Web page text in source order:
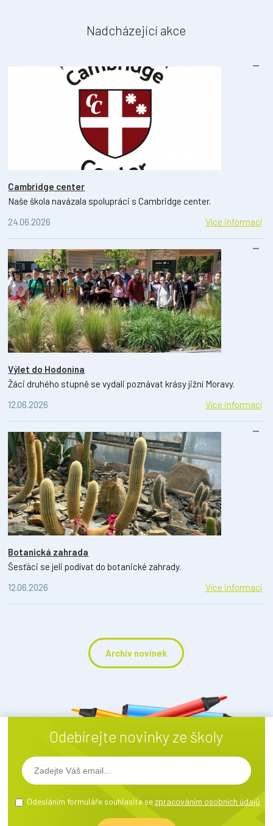
Nadcházející akce
Cambridge center
Naše škola navázala spolupráci s Cambridge center.
24.06.2026
Více informací
Výlet do Hodonína
Žáci druhého stupně se vydali poznávat krásy jižní Moravy.
12.06.2026
Více informací
Botanická zahrada
Šesťáci se jeli podívat do botanické zahrady.
12.06.2026
Více informací
Archiv novinek
Odebírejte novinky ze školy
Odesláním formuláře souhlasíte sezpracováním osobních údajů